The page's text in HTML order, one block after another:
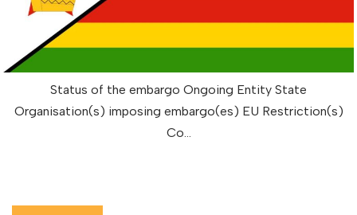
Status of the embargo Ongoing Entity State
Organisation(s) imposing embargo(es) EU Restriction(s)
Co…